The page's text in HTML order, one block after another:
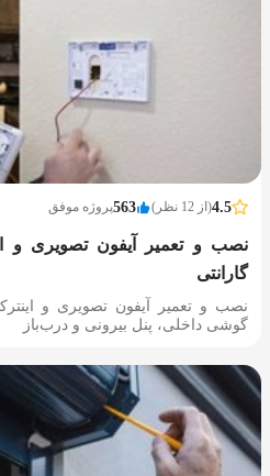
4.5(از 12 نظر) 563پروژه موفق
نصب و تعمیر آیفون تصویری و
گارانتی
نصب و تعمیر آیفون تصویری و
گوشی داخلی، پنل بیرونی و درب‌باز‌